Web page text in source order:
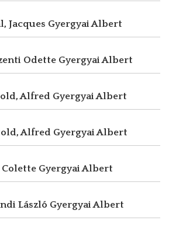
Jacques Gyergyai Albert
Odette Gyergyai Albert
Alfred Gyergyai Albert
Alfred Gyergyai Albert
Colette Gyergyai Albert
László Gyergyai Albert